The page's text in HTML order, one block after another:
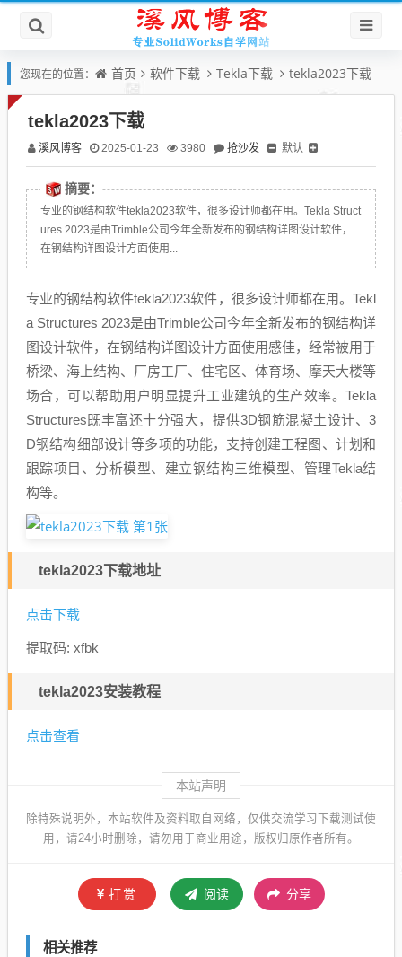
您现在的位置： 首页 软件下载 Tekla下载 tekla2023下载
tekla2023下载
溪风博客 2025-01-23 3980 抢沙发 默认
摘要：
专业的钢结构软件tekla2023软件，很多设计师都在用。Tekla Struct
ures 2023是由Trimble公司今年全新发布的钢结构详图设计软件，
在钢结构详图设计方面使用...
专业的钢结构软件tekla2023软件，很多设计师都在用。Tekl
a Structures 2023是由Trimble公司今年全新发布的钢结构详
图设计软件，在钢结构详图设计方面使用感佳，经常被用于
桥梁、海上结构、厂房工厂、住宅区、体育场、摩天大楼等
场合，可以帮助用户明显提升工业建筑的生产效率。Tekla
Structures既丰富还十分强大，提供3D钢筋混凝土设计、3
D钢结构细部设计等多项的功能，支持创建工程图、计划和
跟踪项目、分析模型、建立钢结构三维模型、管理Tekla结
构等。
tekla2023下载地址
点击下载
提取码: xfbk
tekla2023安装教程
点击查看
本站声明
除特殊说明外，本站软件及资料取自网络，仅供交流学习下载测试使
用，请24小时删除，请勿用于商业用途，版权归原作者所有。
打赏 阅读 分享
相关推荐